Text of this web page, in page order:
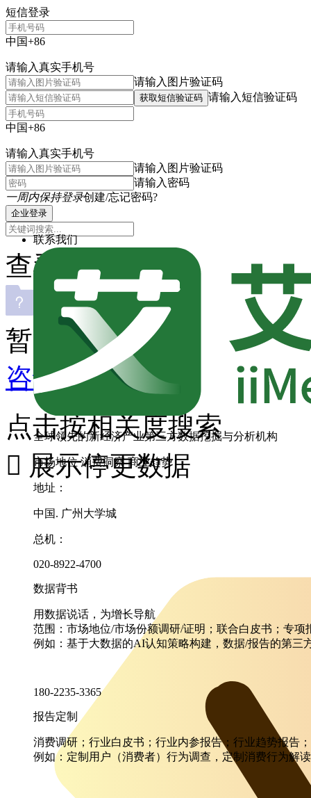
短信登录
中国+86
请输入真实手机号
请输入图片验证码
获取短信验证码 请输入短信验证码
中国+86
请输入真实手机号
请输入图片验证码
请输入密码
一周内保持登录创建/忘记密码?
企业登录
联系我们
全球领先的新经济产业第三方数据挖掘与分析机构
市场地位 消费洞察 商业趋势
地址：
中国. 广州大学城
总机：
020-8922-4700
数据背书
用数据说话，为增长导航
范围：市场地位/市场份额调研/证明；联合白皮书；专
例如：基于大数据的AI认知策略构建，数据/报告的第三
180-2235-3365
报告定制
消费调研；行业白皮书；行业内参报告；行业趋势报告
例如：定制用户（消费者）行为调查，定制消费行为解
查看主题
暂无匹配内容
咨询其它数据
点击按相关度搜索
 展示停更数据